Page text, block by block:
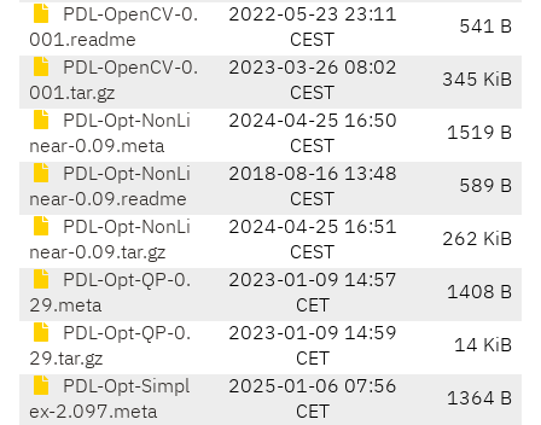
PDL-OpenCV-0.
001.readme
2022-05-23 23:11
CEST
541 B
PDL-OpenCV-0.
001.tar.gz
2023-03-26 08:02
CEST
345 KiB
PDL-Opt-NonLi
near-0.09.meta
2024-04-25 16:50
CEST
1519 B
PDL-Opt-NonLi
near-0.09.readme
2018-08-16 13:48
CEST
589 B
PDL-Opt-NonLi
near-0.09.tar.gz
2024-04-25 16:51
CEST
262 KiB
PDL-Opt-QP-0.
29.meta
2023-01-09 14:57
CET
1408 B
PDL-Opt-QP-0.
29.tar.gz
2023-01-09 14:59
CET
14 KiB
PDL-Opt-Simpl
ex-2.097.meta
2025-01-06 07:56
CET
1364 B